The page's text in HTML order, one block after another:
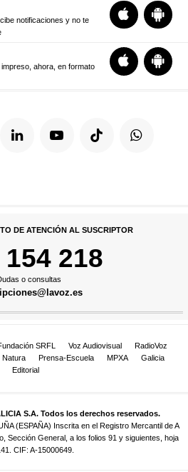
notificaciones y no te
ahora, en formato
DE ATENCIÓN AL SUSCRIPTOR
154 218
o consultas
SRFL Voz Audiovisual
RadioVoz
Natura Prensa-Escuela MPXA
Galicia
Editorial
S.A. Todos los derechos reservados.
(ESPAÑA) Inscrita en el Registro Mercantil de A
Sección General, a los folios 91 y siguientes, hoja
CIF: A-15000649.